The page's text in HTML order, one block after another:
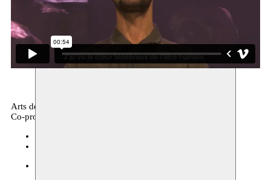
Arts de la scène, performance
Co-production